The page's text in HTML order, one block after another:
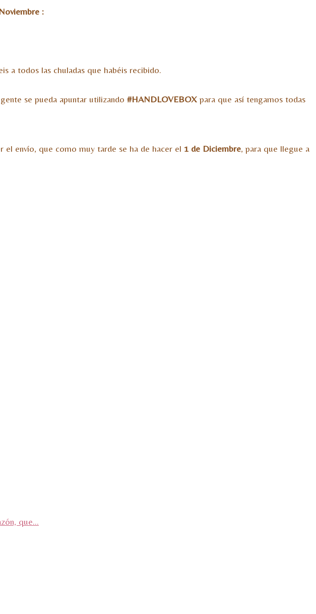
:
a todos las chuladas que habéis recibido.
se pueda apuntar utilizando #HANDLOVEBOX para que así tengamos todas
el envío, que como muy tarde se ha de hacer el 1 de Diciembre, para que llegue a
que...